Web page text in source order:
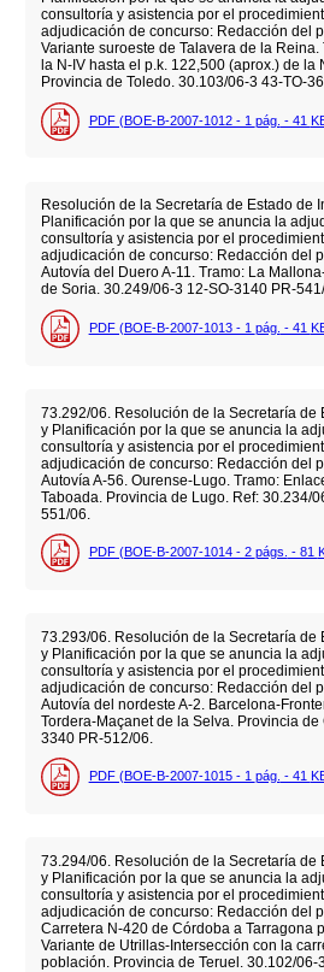
consultoría y asistencia por el
adjudicación de concurso: Redacción del
Variante suroeste de Talavera de la
la N-IV hasta el p.k. 122,500 (aprox.) de la
Provincia de Toledo. 30.103/06-3 43-TO-
PDF (BOE-B-2007-1012 - 1 pág. - 41
Resolución de la Secretaría de Estado de
Planificación por la que se anuncia la
consultoría y asistencia por el
adjudicación de concurso: Redacción del
Autovía del Duero A-11. Tramo: La
de Soria. 30.249/06-3 12-SO-3140 PR-
PDF (BOE-B-2007-1013 - 1 pág. - 41
73.292/06. Resolución de la Secretaría de
y Planificación por la que se anuncia la
consultoría y asistencia por el
adjudicación de concurso: Redacción del
Autovía A-56. Ourense-Lugo. Tramo:
Taboada. Provincia de Lugo. Ref: 30.234/
551/06.
PDF (BOE-B-2007-1014 - 2 págs. - 81
73.293/06. Resolución de la Secretaría de
y Planificación por la que se anuncia la
consultoría y asistencia por el
adjudicación de concurso: Redacción del
Autovía del nordeste A-2. Barcelona-
Tordera-Maçanet de la Selva. Provincia
3340 PR-512/06.
PDF (BOE-B-2007-1015 - 1 pág. - 41
73.294/06. Resolución de la Secretaría de
y Planificación por la que se anuncia la
consultoría y asistencia por el
adjudicación de concurso: Redacción del
Carretera N-420 de Córdoba a Tarragona
Variante de Utrillas-Intersección con la
población. Provincia de Teruel. 30.102/06-